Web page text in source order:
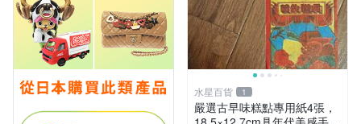
水星百貨 1
嚴選古早味糕點專用紙4張，